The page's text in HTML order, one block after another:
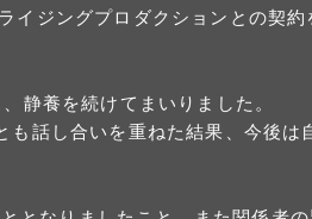
イジングプロダクションとの契約
静養を続けてまいりました。
話し合いを重ねた結果、今後は